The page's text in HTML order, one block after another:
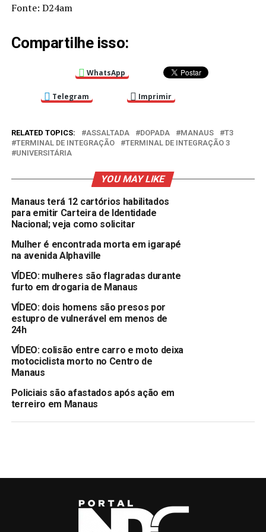
Fonte: D24am
Compartilhe isso:
WhatsApp
Telegram Imprimir
RELATED TOPICS: ASSALTADA DOPADA MANAUS
T3
TERMINAL DE INTEGRAÇÃO
TERMINAL DE INTEGRAÇÃO 3
UNIVERSITÁRIA
YOU MAY LIKE
Manaus terá 12 cartórios habilitados
para emitir Carteira de Identidade
Nacional; veja como solicitar
Mulher é encontrada morta em igarapé
na avenida Alphaville
VÍDEO: mulheres são flagradas durante
furto em drogaria de Manaus
VÍDEO: dois homens são presos por
estupro de vulnerável em menos de
24h
VÍDEO: colisão entre carro e moto deixa
motociclista morto no Centro de
Manaus
Policiais são afastados após ação em
terreiro em Manaus